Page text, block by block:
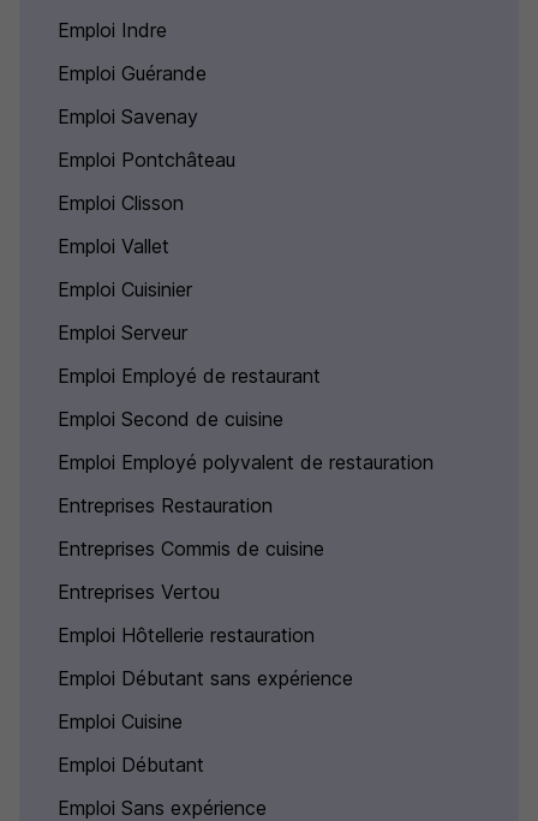
Emploi Indre
Emploi Guérande
Emploi Savenay
Emploi Pontchâteau
Emploi Clisson
Emploi Vallet
Emploi Cuisinier
Emploi Serveur
Emploi Employé de restaurant
Emploi Second de cuisine
Emploi Employé polyvalent de restauration
Entreprises Restauration
Entreprises Commis de cuisine
Entreprises Vertou
Emploi Hôtellerie restauration
Emploi Débutant sans expérience
Emploi Cuisine
Emploi Débutant
Emploi Sans expérience